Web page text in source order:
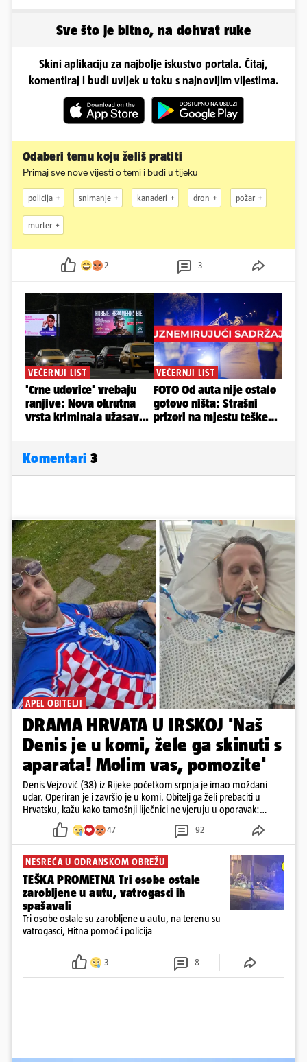
Sve što je bitno, na dohvat ruke
Skini aplikaciju za najbolje iskustvo portala. Čitaj,
komentiraj i budi uvijek u toku s najnovijim vijestima.
Odaberi temu koju želiš pratiti
Primaj sve nove vijesti o temi i budi u tijeku
policija snimanje kanaderi dron požar
murter
2 3
Komentari 3
APEL OBITELJI
DRAMA HRVATA U IRSKOJ 'Naš
Denis je u komi, žele ga skinuti s
aparata! Molim vas, pomozite'
Denis Vejzović (38) iz Rijeke početkom srpnja je imao moždani
udar. Operiran je i završio je u komi. Obitelj ga želi prebaciti u
Hrvatsku, kažu kako tamošnji liječnici ne vjeruju u oporavak:
'Imamo 72 sata'
47 92
NESREĆA U ODRANSKOM OBREŽU
TEŠKA PROMETNA Tri osobe ostale
zarobljene u autu, vatrogasci ih
spašavali
Tri osobe ostale su zarobljene u autu, na terenu su
vatrogasci, Hitna pomoć i policija
3 8